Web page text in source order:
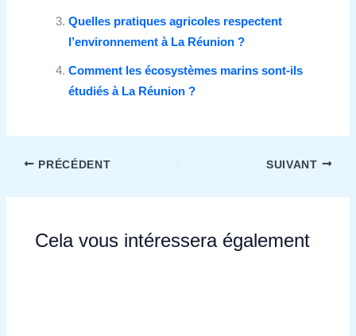
Quelles pratiques agricoles respectent
l’environnement à La Réunion ?
Comment les écosystèmes marins sont‑ils
étudiés à La Réunion ?
PRÉCÉDENT SUIVANT
Cela vous intéressera également